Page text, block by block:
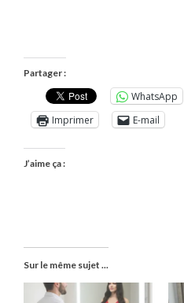
Partager :
WhatsApp
Imprimer
E-mail
J’aime ça :
Sur le même sujet ...